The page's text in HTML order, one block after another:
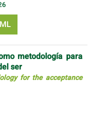
metodología para
ser
for the acceptance